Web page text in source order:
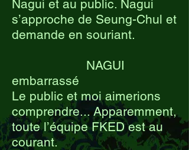
Nagui et au public. Nagui
s’approche de Seung-Chul et
demande en souriant.
NAGUI
embarrassé
Le public et moi aimerions
comprendre... Apparemment,
toute l’équipe FKED est au
courant.